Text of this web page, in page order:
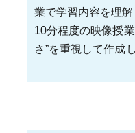
業で学習内容を理
10分程度の映像授
さ”を重視して作成